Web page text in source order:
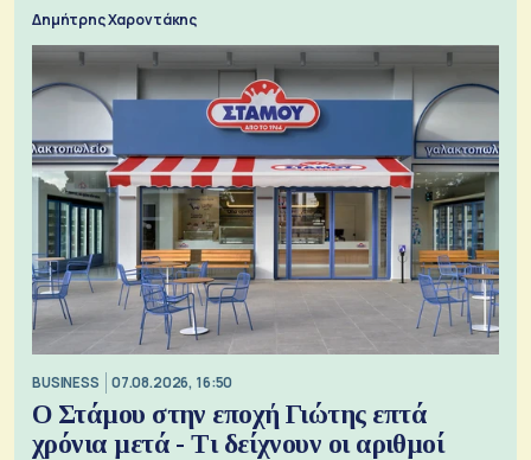
Δημήτρης Χαροντάκης
BUSINESS 07.08.2026, 16:50
Ο Στάμου στην εποχή Γιώτης επτά
χρόνια μετά - Τι δείχνουν οι αριθμοί